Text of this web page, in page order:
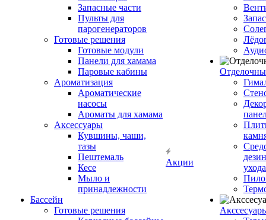
Запасные части
Пульты для
парогенераторов
Готовые решения
Готовые модули
Панели для хамама
Паровые кабины
Ароматизация
Ароматические
насосы
Ароматы для хамама
Аксессуары
Кувшины, чаши,
тазы
Пештемаль
Кесе
Мыло и
принадлежности
Бассейн
Готовые решения
Акции
ухода